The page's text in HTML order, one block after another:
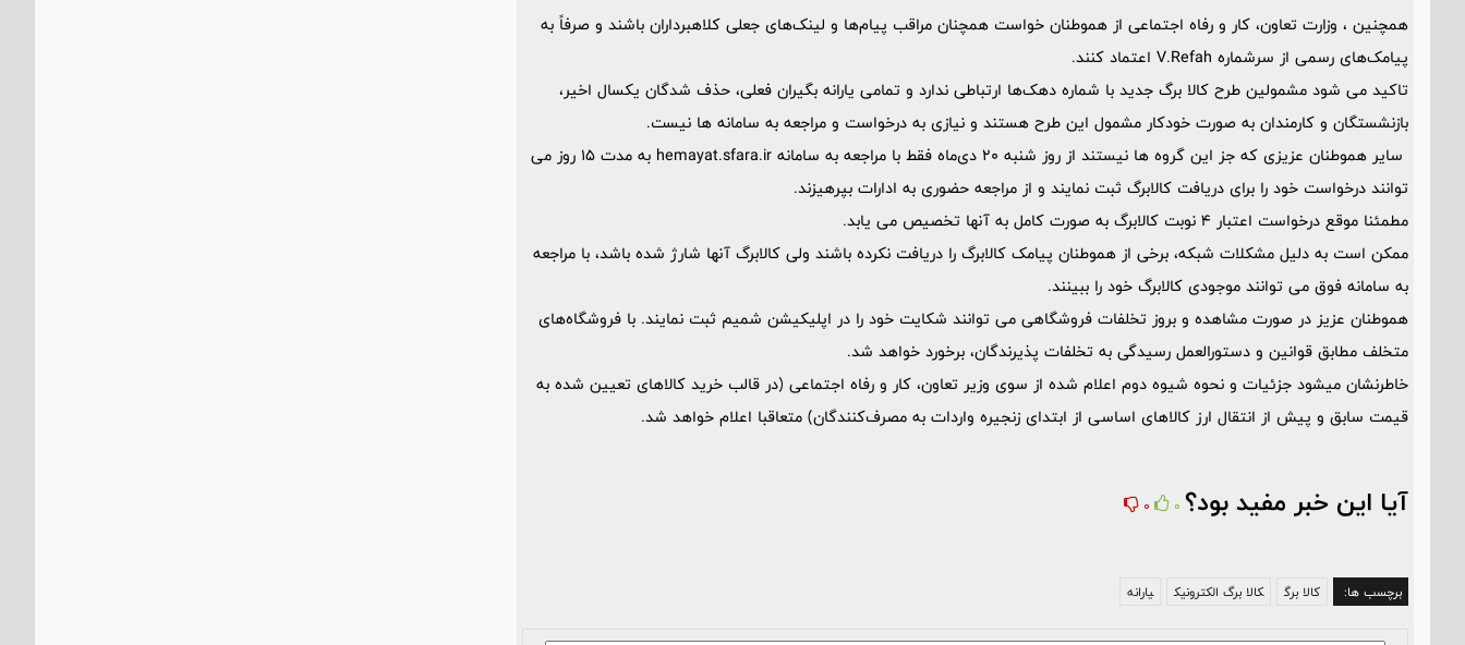
همچنین ، وزارت تعاون، کار و رفاه اجتماعی از هموطنان خواست همچنان مراقب پیام‌ها و لینک‌های جعلی کلاهبرداران باشند و صرفاً به
پیامک‌های رسمی از سرشماره V.Refah اعتماد کنند.
تاکید می شود مشمولین طرح کالا برگ جدید با شماره دهک‌ها ارتباطی ندارد و تمامی یارانه بگیران فعلی، حذف شدگان یکسال اخیر،
بازنشستگان و کارمندان به صورت خودکار مشمول این طرح هستند و نیازی به درخواست و مراجعه به سامانه ها نیست.
سایر هموطنان عزیزی که جز این گروه ها نیستند از روز شنبه 20 دی‌ماه فقط با مراجعه به سامانه hemayat.sfara.ir به مدت 15 روز می
توانند درخواست خود را برای دریافت کالابرگ ثبت نمایند و از مراجعه حضوری به ادارات بپرهیزند.
مطمئنا موقع درخواست اعتبار 4 نوبت کالابرگ به صورت کامل به آنها تخصیص می یابد.
ممکن است به دلیل مشکلات شبکه، برخی از هموطنان پیامک کالابرگ را دریافت نکرده باشند ولی کالابرگ آنها شارژ شده باشد، با مراجعه
به سامانه فوق می توانند موجودی کالابرگ خود را ببینند.
هموطنان عزیز در صورت مشاهده و بروز تخلفات فروشگاهی می توانند شکایت خود را در اپلیکیشن شمیم ثبت نمایند. با فروشگاه‌های
متخلف مطابق قوانین و دستورالعمل رسیدگی به تخلفات پذیرندگان، برخورد خواهد شد.
خاطرنشان می‎شود جزئیات و نحوه شیوه دوم اعلام شده از سوی وزیر تعاون، کار و رفاه اجتماعی (در قالب خرید کالاهای تعیین شده به
قیمت سابق و پیش از انتقال ارز کالاهای اساسی از ابتدای زنجیره واردات به مصرف‌کنندگان) متعاقبا اعلام خواهد شد.
آیا این خبر مفید بود؟ 0
0
برچسب ها: کالا برگ کالا برگ الکترونیک یارانه